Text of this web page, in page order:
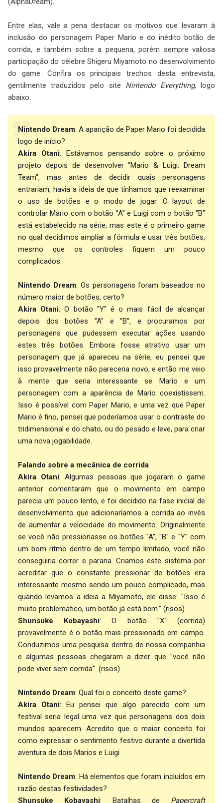
Entre elas, vale a pena destacar os motivos que levaram à
inclusão do personagem Paper Mario e do inédito botão de
corrida, e também sobre a pequena, porém sempre valiosa
participação do célebre Shigeru Miyamoto no desenvolvimento
do game. Confira os principais trechos desta entrevista,
gentilmente traduzidos pelo site Nintendo Everything, logo
abaixo.
Nintendo Dream: A aparição de Paper Mario foi decidida
logo de início?
Akira Otani: Estávamos pensando sobre o próximo
projeto depois de desenvolver "Mario & Luigi: Dream
Team", mas antes de decidir quais personagens
entrariam, havia a ideia de que tínhamos que reexaminar
o uso de botões e o modo de jogar. O layout de
controlar Mario com o botão "A" e Luigi com o botão "B"
está estabelecido na série, mas este é o primeiro game
no qual decidimos ampliar a fórmula e usar três botões,
mesmo que os controles fiquem um pouco
complicados.
Nintendo Dream: Os personagens foram baseados no
número maior de botões, certo?
Akira Otani: O botão "Y" é o mais fácil de alcançar
depois dos botões "A" e "B", e procuramos por
personagens que pudessem executar ações usando
estes três botões. Embora fosse atrativo usar um
personagem que já apareceu na série, eu pensei que
isso provavelmente não pareceria novo, e então me veio
à mente que seria interessante se Mario e um
personagem com a aparência de Mario coexistissem.
Isso é possível com Paper Mario, e uma vez que Paper
Mario é fino, pensei que poderíamos usar o contraste do
tridimensional e do chato, ou do pesado e leve, para criar
uma nova jogabilidade.
Falando sobre a mecânica de corrida
Akira Otani: Algumas pessoas que jogaram o game
anterior comentaram que o movimento em campo
parecia um pouco lento, e foi decidido na fase inicial de
desenvolvimento que adicionaríamos a corrida ao invés
de aumentar a velocidade do movimento. Originalmente
se você não pressionasse os botões "A", "B" e "Y" com
um bom ritmo dentro de um tempo limitado, você não
conseguiria correr e pararia. Criamos este sistema por
acreditar que o constante pressionar de botões era
interessante mesmo sendo um pouco complicado, mas
quando levamos a ideia a Miyamoto, ele disse: "Isso é
muito problemático, um botão já está bem." (risos)
Shunsuke Kobayashi: O botão "X" (corrida)
provavelmente é o botão mais pressionado em campo.
Conduzimos uma pesquisa dentro de nossa companhia
e algumas pessoas chegaram a dizer que "você não
pode viver sem corrida". (risos)
Nintendo Dream: Qual foi o conceito deste game?
Akira Otani: Eu pensei que algo parecido com um
festival seria legal uma vez que personagens dos dois
mundos aparecem. Acredito que o maior conceito foi
como expressar o sentimento festivo durante a divertida
aventura de dois Marios e Luigi.
Nintendo Dream: Há elementos que foram incluídos em
razão destas festividades?
Shunsuke Kobayashi: Batalhas de Papercraft